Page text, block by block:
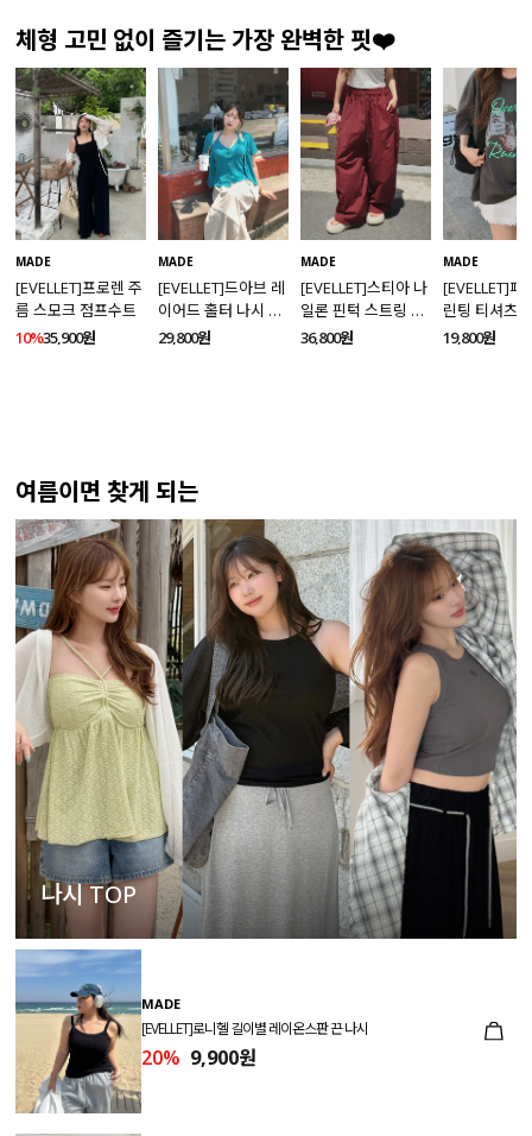
체형 고민 없이 즐기는 가장 완벽한 핏❤️
MADE
[EVELLET]프로렌 주
름 스모크 점프수트
10%35,900원
MADE
[EVELLET]드아브 레
이어드 홀터 나시 가
디건 티셔츠
29,800원
MADE
[EVELLET]스티아 나
일론 핀턱 스트링 커
브드 밴딩팬츠
36,800원
MADE
[EVELLET]페
린팅 티셔츠
19,800원
여름이면 찾게 되는
나시 TOP
MADE
[EVELLET]로니헬 길이별 레이온스판 끈 나시
20% 9,900원